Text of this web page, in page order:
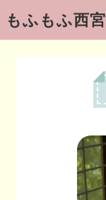
もふもふ西宮